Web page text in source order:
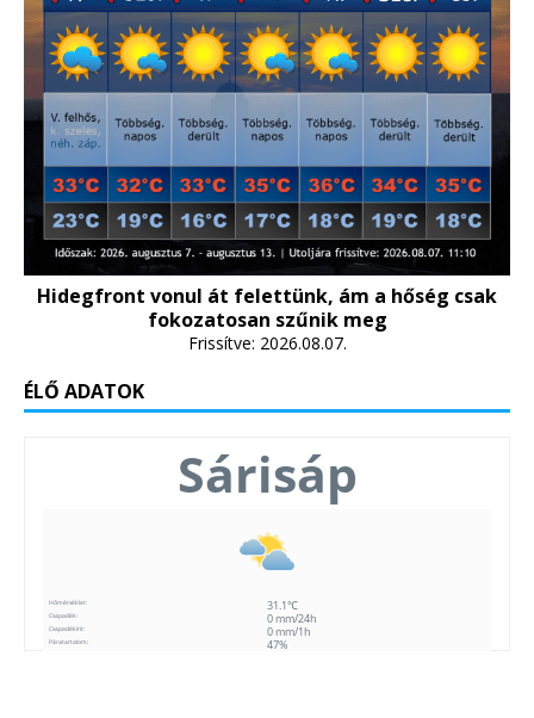
Hidegfront vonul át felettünk, ám a hőség csak
fokozatosan szűnik meg
Frissítve: 2026.08.07.
ÉLŐ ADATOK